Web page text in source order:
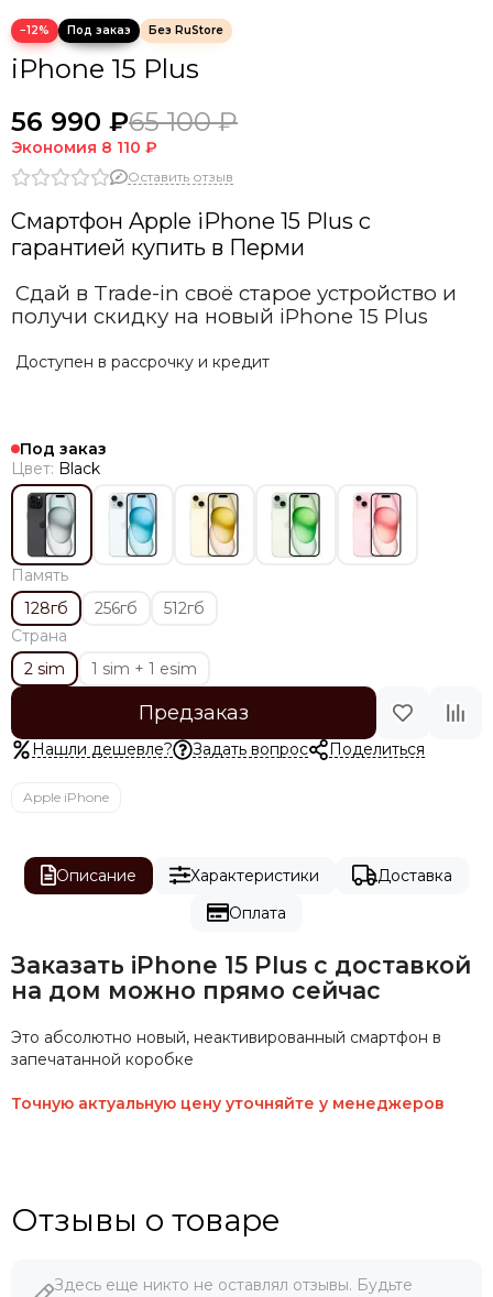
−12%
iPhone 15 Plus
56 990 ₽65 100 ₽
Экономия 8 110 ₽
Оставить отзыв
Смартфон Apple iPhone 15 Plus с
гарантией купить в Перми
Сдай в Trade-in своё старое устройство и
получи скидку на новый iPhone 15 Plus
Доступен в рассрочку и кредит
Под заказ
Цвет: Black
Память
128гб
256гб
512гб
Страна
2 sim
1 sim + 1 esim
Предзаказ
Нашли дешевле? Задать вопрос Поделиться
Apple iPhone
Описание Характеристики
Доставка
Оплата
Заказать iPhone 15 Plus с доставкой
на дом можно прямо сейчас
Это абсолютно новый, неактивированный смартфон в
запечатанной коробке
Точную актуальную цену уточняйте у менеджеров
Отзывы о товаре
Здесь еще никто не оставлял отзывы. Будьте